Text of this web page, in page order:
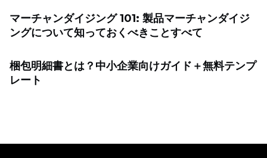
マーチャンダイジング 101: 製品マーチャンダイジ
ングについて知っておくべきことすべて
梱包明細書とは？中小企業向けガイド＋無料テンプ
レート